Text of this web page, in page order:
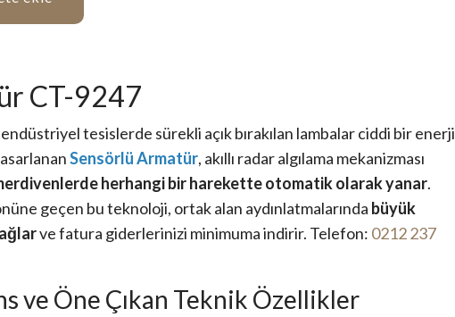
CT-9247
tesislerde sürekli açık bırakılan lambalar ciddi bir enerji
Sensörlü Armatür, akıllı radar algılama mekanizması
herhangi bir harekette otomatik olarak yanar.
geçen bu teknoloji, ortak alan aydınlatmalarında büyük
ve fatura giderlerinizi minimuma indirir. Telefon: 0212 237
ve Öne Çıkan Teknik Özellikler